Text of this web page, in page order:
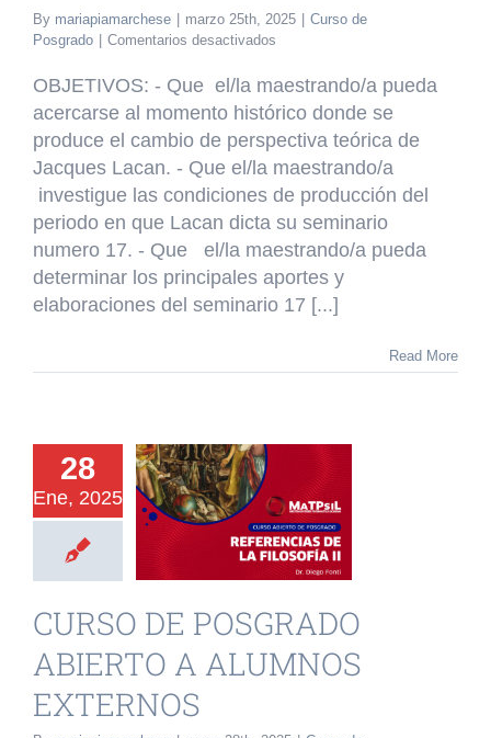
By mariapiamarchese marzo 25th, 2025
Curso de
Posgrado
Comentarios desactivados
DE
POSGRADO
ABIERTO
A
ALUMNOS
EXTERNOS
LOS
CUATRO
DISCURSOS
OBJETIVOS: - Que el/la maestrando/a pueda
acercarse al momento histórico donde se
produce el cambio de perspectiva teórica de
Jacques Lacan. - Que el/la maestrando/a
investigue las condiciones de producción del
periodo en que Lacan dicta su seminario
numero 17. - Que el/la maestrando/a pueda
determinar los principales aportes y
elaboraciones del seminario 17 [...]
Read More
28
Ene, 2025
DE
A
de Posgrado
CURSO DE POSGRADO
ABIERTO A ALUMNOS
EXTERNOS